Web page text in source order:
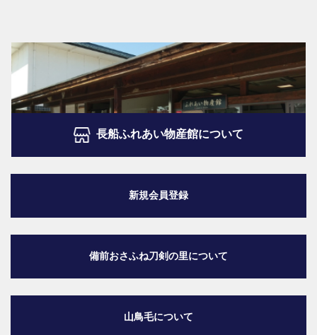
長船ふれあい物産館について
新規会員登録
備前おさふね刀剣の里について
山鳥毛について